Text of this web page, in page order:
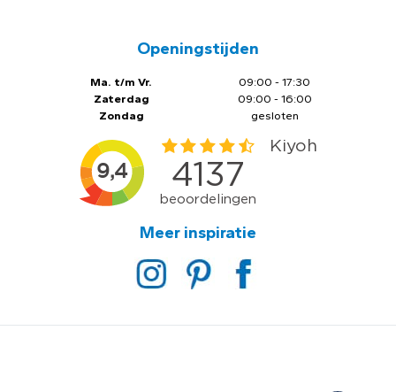
Openingstijden
Ma. t/m Vr.
Zaterdag
Zondag
09:00 - 17:30
09:00 - 16:00
gesloten
Meer inspiratie